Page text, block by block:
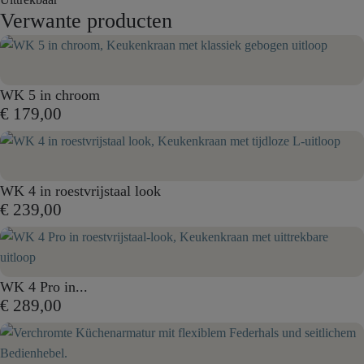
Verwante producten
WK 5 in chroom
€ 179,00
WK 4 in roestvrijstaal look
€ 239,00
WK 4 Pro in...
€ 289,00